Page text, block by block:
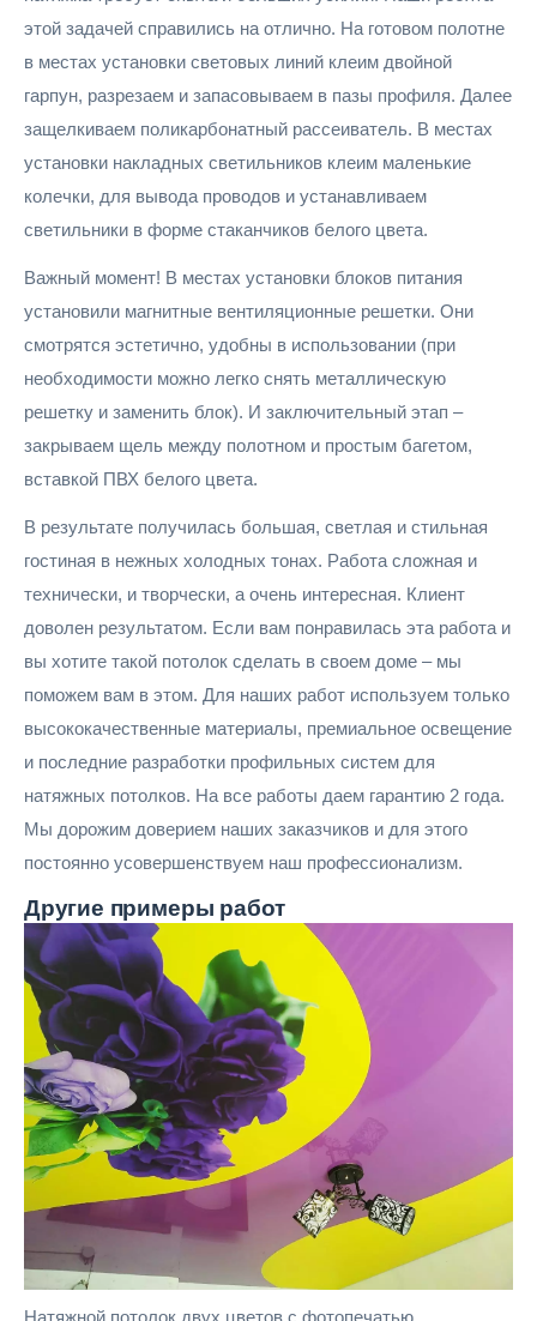
этой задачей справились на отлично. На готовом полотне
в местах установки световых линий клеим двойной
гарпун, разрезаем и запасовываем в пазы профиля. Далее
защелкиваем поликарбонатный рассеиватель. В местах
установки накладных светильников клеим маленькие
колечки, для вывода проводов и устанавливаем
светильники в форме стаканчиков белого цвета.
Важный момент! В местах установки блоков питания
установили магнитные вентиляционные решетки. Они
смотрятся эстетично, удобны в использовании (при
необходимости можно легко снять металлическую
решетку и заменить блок). И заключительный этап –
закрываем щель между полотном и простым багетом,
вставкой ПВХ белого цвета.
В результате получилась большая, светлая и стильная
гостиная в нежных холодных тонах. Работа сложная и
технически, и творчески, а очень интересная. Клиент
доволен результатом. Если вам понравилась эта работа и
вы хотите такой потолок сделать в своем доме – мы
поможем вам в этом. Для наших работ используем только
высококачественные материалы, премиальное освещение
и последние разработки профильных систем для
натяжных потолков. На все работы даем гарантию 2 года.
Мы дорожим доверием наших заказчиков и для этого
постоянно усовершенствуем наш профессионализм.
Другие примеры работ
Натяжной потолок двух цветов с фотопечатью